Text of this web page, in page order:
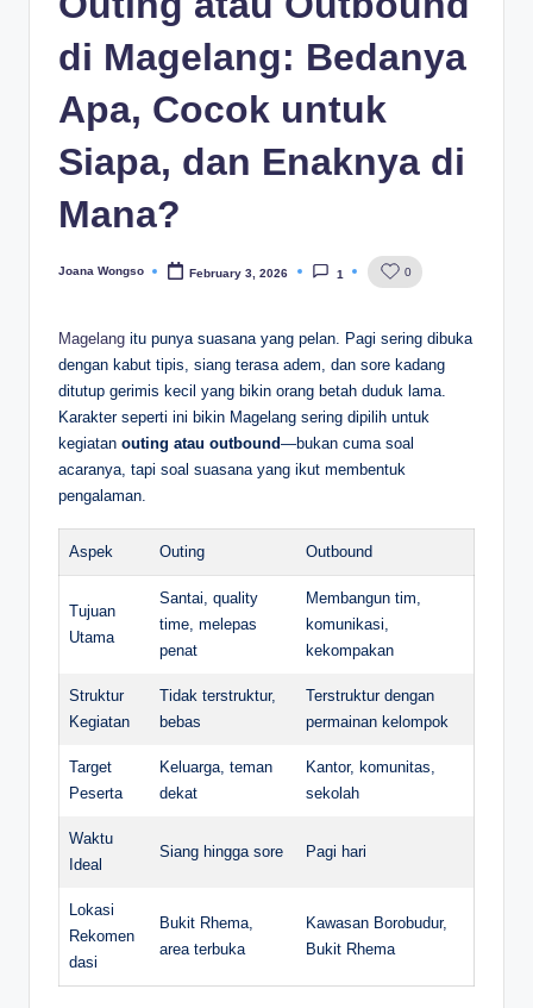
di Magelang: Bedanya
Apa, Cocok untuk
Siapa, dan Enaknya di
Mana?
Posted
Joana Wongso February 3, 2026 1 0
Magelang itu punya suasana yang pelan. Pagi sering dibuka
dengan kabut tipis, siang terasa adem, dan sore kadang
ditutup gerimis kecil yang bikin orang betah duduk lama.
Karakter seperti ini bikin Magelang sering dipilih untuk
kegiatan outing atau outbound—bukan cuma soal
acaranya, tapi soal suasana yang ikut membentuk
pengalaman.
Aspek Outing Outbound
Tujuan
Utama
Santai, quality
time, melepas
penat
Membangun tim,
komunikasi,
kekompakan
Struktur
Kegiatan
Tidak terstruktur,
bebas
Terstruktur dengan
permainan kelompok
Target
Peserta
Keluarga, teman
dekat
Kantor, komunitas,
sekolah
Waktu
Ideal
Siang hingga sore Pagi hari
Lokasi
Rekomen
dasi
Bukit Rhema,
area terbuka
Kawasan Borobudur,
Bukit Rhema